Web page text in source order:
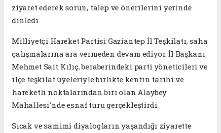
ziyaret ederek sorun, talep ve önerilerini yerinde
dinledi.
Milliyetçi Hareket Partisi Gaziantep İl Teşkilatı, saha
çalışmalarına ara vermeden devam ediyor. İl Başkanı
Mehmet Sait Kılıç, beraberindeki parti yöneticileri ve
ilçe teşkilat üyeleriyle birlikte kentin tarihi ve
hareketli noktalarından biri olan Alaybey
Mahallesi'nde esnaf turu gerçekleştirdi.
Sıcak ve samimi diyalogların yaşandığı ziyarette